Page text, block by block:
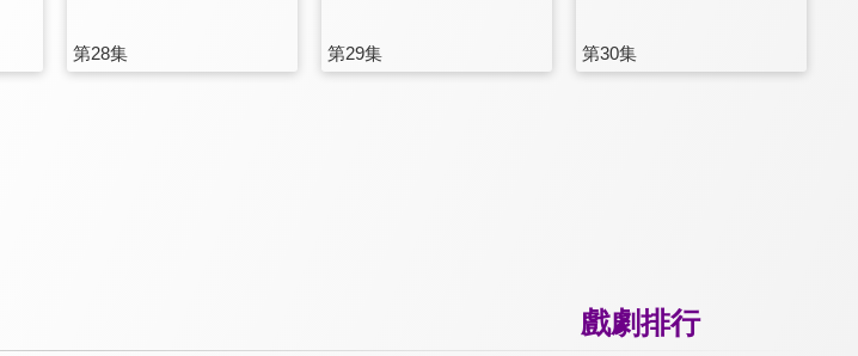
第28集 第29集 第30集
戲劇排行